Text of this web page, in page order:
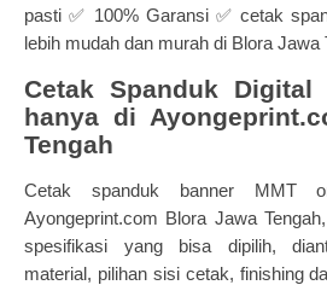
pasti ✅ 100% Garansi ✅ cetak
lebih mudah dan murah di Blora Jawa
Cetak Spanduk
hanya di
Tengah
Cetak spanduk banner MMT
Ayongeprint.com Blora Jawa
spesifikasi yang bisa dipilih,
material, pilihan sisi cetak, finishing